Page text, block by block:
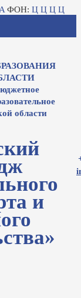
A ФОН: Ц Ц Ц Ц
области
и